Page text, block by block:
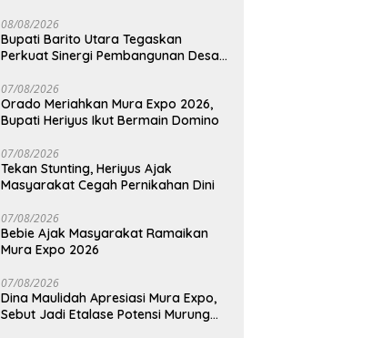
08/08/2026
Bupati Barito Utara Tegaskan
Perkuat Sinergi Pembangunan Desa
Hadapi Potensi Karhutla
07/08/2026
Orado Meriahkan Mura Expo 2026,
Bupati Heriyus Ikut Bermain Domino
07/08/2026
Tekan Stunting, Heriyus Ajak
Masyarakat Cegah Pernikahan Dini
07/08/2026
Bebie Ajak Masyarakat Ramaikan
Mura Expo 2026
07/08/2026
Dina Maulidah Apresiasi Mura Expo,
Sebut Jadi Etalase Potensi Murung